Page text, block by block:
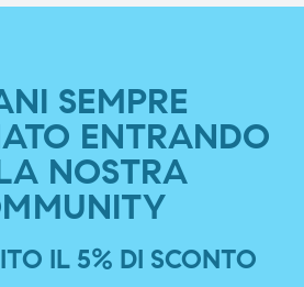
SEMPRE
ENTRANDO
NOSTRA
IL 5% DI SCONTO